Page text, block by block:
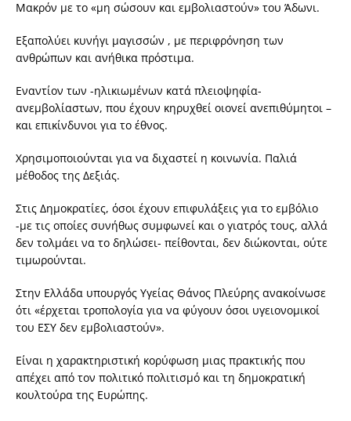
Μακρόν με το «μη σώσουν και εμβολιαστούν» του Άδωνι.
Εξαπολύει κυνήγι μαγισσών , με περιφρόνηση των
ανθρώπων και ανήθικα πρόστιμα.
Εναντίον των -ηλικιωμένων κατά πλειοψηφία-
ανεμβολίαστων, που έχουν κηρυχθεί οιονεί ανεπιθύμητοι –
και επικίνδυνοι για το έθνος.
Χρησιμοποιούνται για να διχαστεί η κοινωνία. Παλιά
μέθοδος της Δεξιάς.
Στις Δημοκρατίες, όσοι έχουν επιφυλάξεις για το εμβόλιο
-με τις οποίες συνήθως συμφωνεί και ο γιατρός τους, αλλά
δεν τολμάει να το δηλώσει- πείθονται, δεν διώκονται, ούτε
τιμωρούνται.
Στην Ελλάδα υπουργός Υγείας Θάνος Πλεύρης ανακοίνωσε
ότι «έρχεται τροπολογία για να φύγουν όσοι υγειονομικοί
του ΕΣΥ δεν εμβολιαστούν».
Είναι η χαρακτηριστική κορύφωση μιας πρακτικής που
απέχει από τον πολιτικό πολιτισμό και τη δημοκρατική
κουλτούρα της Ευρώπης.